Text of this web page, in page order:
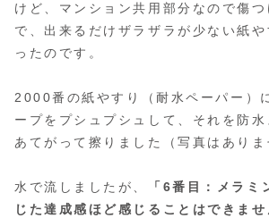
けど、マンション共用部分なので傷
で、出来るだけザラザラが少ない紙
ったのです。
2000番の紙やすり（耐水ペーパー）
ープをプシュプシュして、それを防水
あてがって擦りました（写真はありま
水で流しましたが、
「6番目：メラミ
じた達成感ほど感じることはできませ